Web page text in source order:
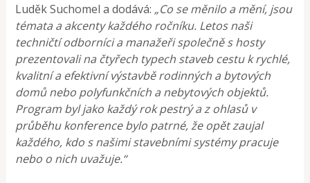
Luděk Suchomel a dodává: „Co se měnilo a mění, jsou
témata a akcenty každého ročníku. Letos naši
techničtí odborníci a manažeři společně s hosty
prezentovali na čtyřech typech staveb cestu k rychlé,
kvalitní a efektivní výstavbě rodinných a bytových
domů nebo polyfunkčních a nebytových objektů.
Program byl jako každý rok pestrý a z ohlasů v
průběhu konference bylo patrné, že opět zaujal
každého, kdo s našimi stavebními systémy pracuje
nebo o nich uvažuje.“